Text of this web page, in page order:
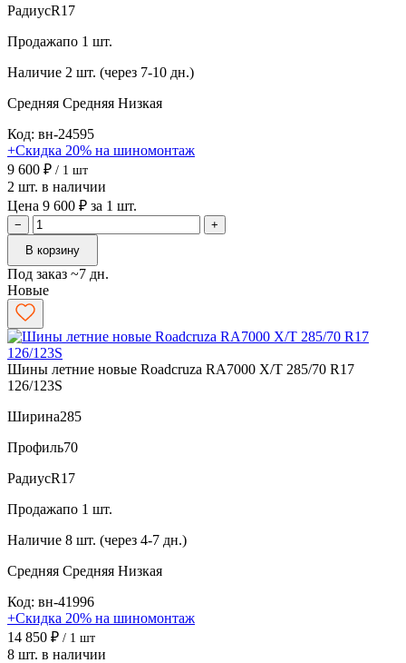
РадиусR17
Продажапо 1 шт.
Наличие 2 шт. (через 7-10 дн.)
Средняя Средняя Низкая
Код: вн-24595
+Скидка 20% на шиномонтаж
9 600 ₽ / 1 шт
2 шт. в наличии
Цена 9 600 ₽ за 1 шт.
−
+
В корзину
Под заказ ~7 дн.
Новые
Шины летние новые Roadcruza RA7000 X/T 285/70 R17
126/123S
Ширина285
Профиль70
РадиусR17
Продажапо 1 шт.
Наличие 8 шт. (через 4-7 дн.)
Средняя Средняя Низкая
Код: вн-41996
+Скидка 20% на шиномонтаж
14 850 ₽ / 1 шт
8 шт. в наличии